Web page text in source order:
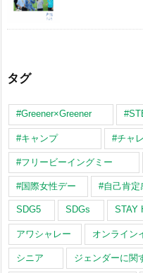
タグ
#Greener×Greener
#キャンプ #チャ
#フリービーイングミー
#国際女性デー #自己肯定
SDG5 SDGs STAY
アワシャレー オンライン
シニア ジェンダーに関